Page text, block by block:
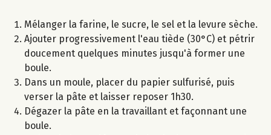
Mélanger la farine, le sucre, le sel et la levure sèche.
Ajouter progressivement l'eau tiède (30°C) et pétrir
doucement quelques minutes jusqu'à former une
boule.
Dans un moule, placer du papier sulfurisé, puis
verser la pâte et laisser reposer 1h30.
Dégazer la pâte en la travaillant et façonnant une
boule.